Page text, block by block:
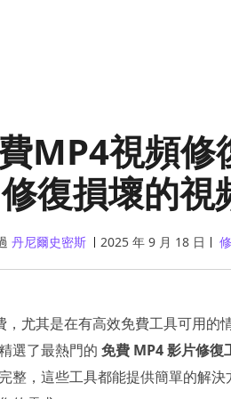
MP4視頻修
修復損壞的視
丹尼爾史密斯 2025 年 9 月 18 日
尤其是在有高效免費工具可用的
選了最熱門的 免費 MP4 影片修復
整，這些工具都能提供簡單的解決